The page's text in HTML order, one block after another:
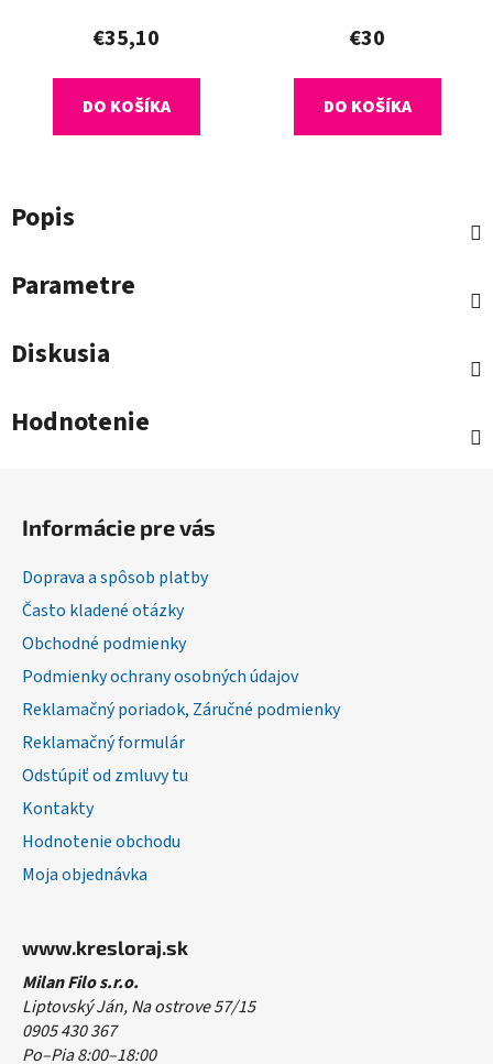
€35,10
DO KOŠÍKA
€30
DO KOŠÍKA
Popis
Parametre
Diskusia
Hodnotenie
Informácie pre vás
Doprava a spôsob platby
Často kladené otázky
Obchodné podmienky
Podmienky ochrany osobných údajov
Reklamačný poriadok, Záručné podmienky
Reklamačný formulár
Odstúpiť od zmluvy tu
Kontakty
Hodnotenie obchodu
Moja objednávka
www.kresloraj.sk
Milan Filo s.r.o.
Liptovský Ján, Na ostrove 57/15
0905 430 367
Po–Pia 8:00–18:00